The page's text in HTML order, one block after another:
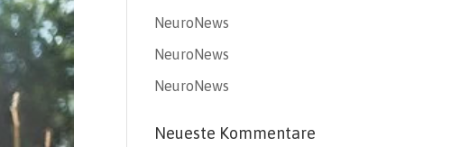
NeuroNews
NeuroNews
NeuroNews
Neueste Kommentare